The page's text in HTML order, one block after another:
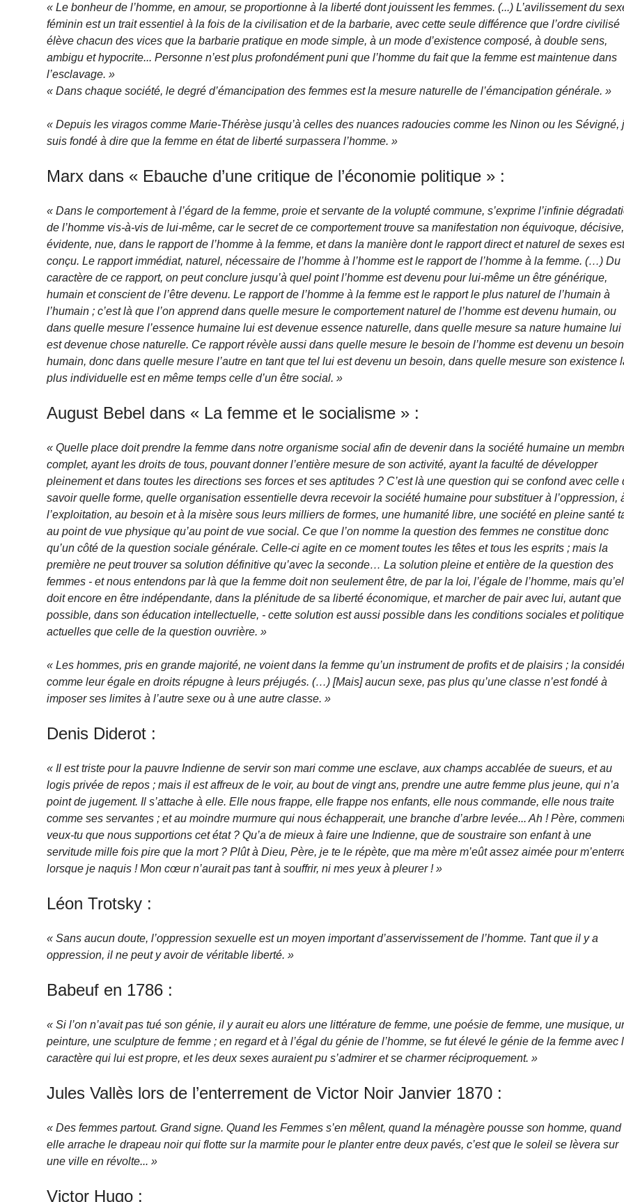
« Le bonheur de l’homme, en amour, se proportionne à la liberté dont jouissent les femmes. (...) L’avilissement du
féminin est un trait essentiel à la fois de la civilisation et de la barbarie, avec cette seule différence que l’ordre civilisé
élève chacun des vices que la barbarie pratique en mode simple, à un mode d’existence composé, à double sens,
ambigu et hypocrite... Personne n’est plus profondément puni que l’homme du fait que la femme est maintenue dans
l’esclavage. »
« Dans chaque société, le degré d’émancipation des femmes est la mesure naturelle de l’émancipation générale. »
« Depuis les viragos comme Marie-Thérèse jusqu’à celles des nuances radoucies comme les Ninon ou les Sévigné,
suis fondé à dire que la femme en état de liberté surpassera l’homme. »
Marx dans « Ebauche d’une critique de l’économie politique » :
« Dans le comportement à l’égard de la femme, proie et servante de la volupté commune, s’exprime l’infinie
de l’homme vis-à-vis de lui-même, car le secret de ce comportement trouve sa manifestation non équivoque, décisive,
évidente, nue, dans le rapport de l’homme à la femme, et dans la manière dont le rapport direct et naturel de sexes
conçu. Le rapport immédiat, naturel, nécessaire de l’homme à l’homme est le rapport de l’homme à la femme. (…) Du
caractère de ce rapport, on peut conclure jusqu’à quel point l’homme est devenu pour lui-même un être générique,
humain et conscient de l’être devenu. Le rapport de l’homme à la femme est le rapport le plus naturel de l’humain à
l’humain ; c’est là que l’on apprend dans quelle mesure le comportement naturel de l’homme est devenu humain, ou
dans quelle mesure l’essence humaine lui est devenue essence naturelle, dans quelle mesure sa nature humaine lui
est devenue chose naturelle. Ce rapport révèle aussi dans quelle mesure le besoin de l’homme est devenu un besoin
humain, donc dans quelle mesure l’autre en tant que tel lui est devenu un besoin, dans quelle mesure son existence
plus individuelle est en même temps celle d’un être social. »
August Bebel dans « La femme et le socialisme » :
« Quelle place doit prendre la femme dans notre organisme social afin de devenir dans la société humaine un
complet, ayant les droits de tous, pouvant donner l’entière mesure de son activité, ayant la faculté de développer
pleinement et dans toutes les directions ses forces et ses aptitudes ? C’est là une question qui se confond avec celle
savoir quelle forme, quelle organisation essentielle devra recevoir la société humaine pour substituer à l’oppression,
l’exploitation, au besoin et à la misère sous leurs milliers de formes, une humanité libre, une société en pleine santé
au point de vue physique qu’au point de vue social. Ce que l’on nomme la question des femmes ne constitue donc
qu’un côté de la question sociale générale. Celle-ci agite en ce moment toutes les têtes et tous les esprits ; mais la
première ne peut trouver sa solution définitive qu’avec la seconde… La solution pleine et entière de la question des
femmes - et nous entendons par là que la femme doit non seulement être, de par la loi, l’égale de l’homme, mais
doit encore en être indépendante, dans la plénitude de sa liberté économique, et marcher de pair avec lui, autant que
possible, dans son éducation intellectuelle, - cette solution est aussi possible dans les conditions sociales et
actuelles que celle de la question ouvrière. »
« Les hommes, pris en grande majorité, ne voient dans la femme qu’un instrument de profits et de plaisirs ; la
comme leur égale en droits répugne à leurs préjugés. (…) [Mais] aucun sexe, pas plus qu’une classe n’est fondé à
imposer ses limites à l’autre sexe ou à une autre classe. »
Denis Diderot :
« Il est triste pour la pauvre Indienne de servir son mari comme une esclave, aux champs accablée de sueurs, et au
logis privée de repos ; mais il est affreux de le voir, au bout de vingt ans, prendre une autre femme plus jeune, qui n’a
point de jugement. Il s’attache à elle. Elle nous frappe, elle frappe nos enfants, elle nous commande, elle nous traite
comme ses servantes ; et au moindre murmure qui nous échapperait, une branche d’arbre levée... Ah ! Père,
veux-tu que nous supportions cet état ? Qu’a de mieux à faire une Indienne, que de soustraire son enfant à une
servitude mille fois pire que la mort ? Plût à Dieu, Père, je te le répète, que ma mère m’eût assez aimée pour
lorsque je naquis ! Mon cœur n’aurait pas tant à souffrir, ni mes yeux à pleurer ! »
Léon Trotsky :
« Sans aucun doute, l’oppression sexuelle est un moyen important d’asservissement de l’homme. Tant que il y a
oppression, il ne peut y avoir de véritable liberté. »
Babeuf en 1786 :
« Si l’on n’avait pas tué son génie, il y aurait eu alors une littérature de femme, une poésie de femme, une musique,
peinture, une sculpture de femme ; en regard et à l’égal du génie de l’homme, se fut élevé le génie de la femme avec
caractère qui lui est propre, et les deux sexes auraient pu s’admirer et se charmer réciproquement. »
Jules Vallès lors de l’enterrement de Victor Noir Janvier 1870 :
« Des femmes partout. Grand signe. Quand les Femmes s’en mêlent, quand la ménagère pousse son homme, quand
elle arrache le drapeau noir qui flotte sur la marmite pour le planter entre deux pavés, c’est que le soleil se lèvera sur
une ville en révolte... »
Victor Hugo :